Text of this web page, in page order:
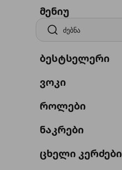
მენიუ
ბესტსელერი
ვოკი
როლები
ნაკრები
ცხელი კერძები